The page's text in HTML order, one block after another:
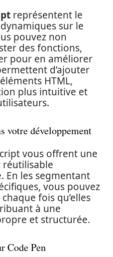
représentent le
sur le
pouvez non
des fonctions,
pour en améliorer
d’ajouter
HTML,
plus intuitive et
votre développement
vous offrent une
En les segmentant
vous pouvez
fois qu’elles
à une
et structurée.
Code Pen